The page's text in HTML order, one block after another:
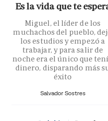
Es la vida que te
Miguel, el líder de los
muchachos del pueblo,
los estudios y empezó a
trabajar, y para salir de
noche era el único que
dinero, disparando más
éxito
Salvador Sostres